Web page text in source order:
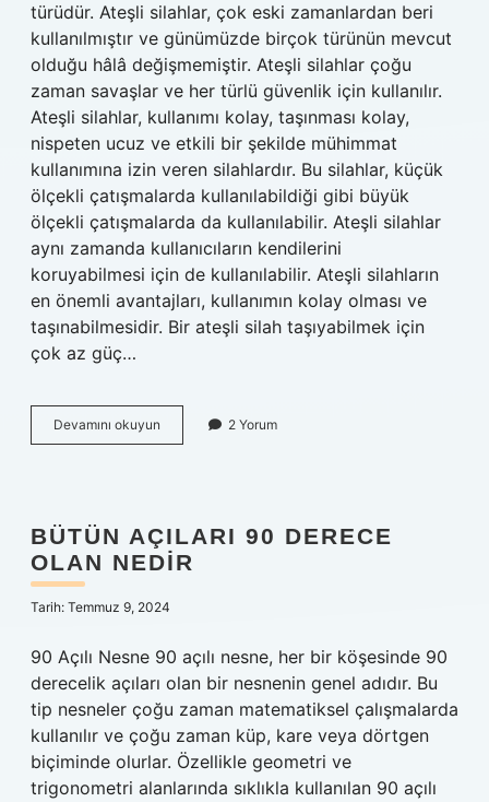
türüdür. Ateşli silahlar, çok eski zamanlardan beri
kullanılmıştır ve günümüzde birçok türünün mevcut
olduğu hâlâ değişmemiştir. Ateşli silahlar çoğu
zaman savaşlar ve her türlü güvenlik için kullanılır.
Ateşli silahlar, kullanımı kolay, taşınması kolay,
nispeten ucuz ve etkili bir şekilde mühimmat
kullanımına izin veren silahlardır. Bu silahlar, küçük
ölçekli çatışmalarda kullanılabildiği gibi büyük
ölçekli çatışmalarda da kullanılabilir. Ateşli silahlar
aynı zamanda kullanıcıların kendilerini
koruyabilmesi için de kullanılabilir. Ateşli silahların
en önemli avantajları, kullanımın kolay olması ve
taşınabilmesidir. Bir ateşli silah taşıyabilmek için
çok az güç…
Devamını okuyun Dünyanın
en
2 Yorum
BÜTÜN AÇILARI 90 DERECE
OLAN NEDIR
Tarih: Temmuz 9, 2024
90 Açılı Nesne 90 açılı nesne, her bir köşesinde 90
derecelik açıları olan bir nesnenin genel adıdır. Bu
tip nesneler çoğu zaman matematiksel çalışmalarda
kullanılır ve çoğu zaman küp, kare veya dörtgen
biçiminde olurlar. Özellikle geometri ve
trigonometri alanlarında sıklıkla kullanılan 90 açılı